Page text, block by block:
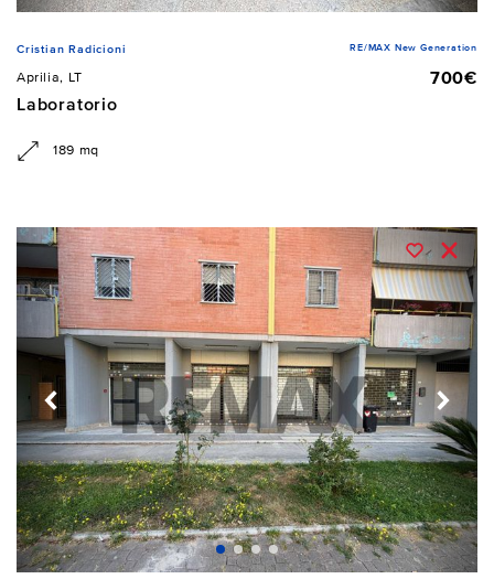
Cristian Radicioni RE/MAX New Generation
Aprilia, LT
700€
Laboratorio
189 mq